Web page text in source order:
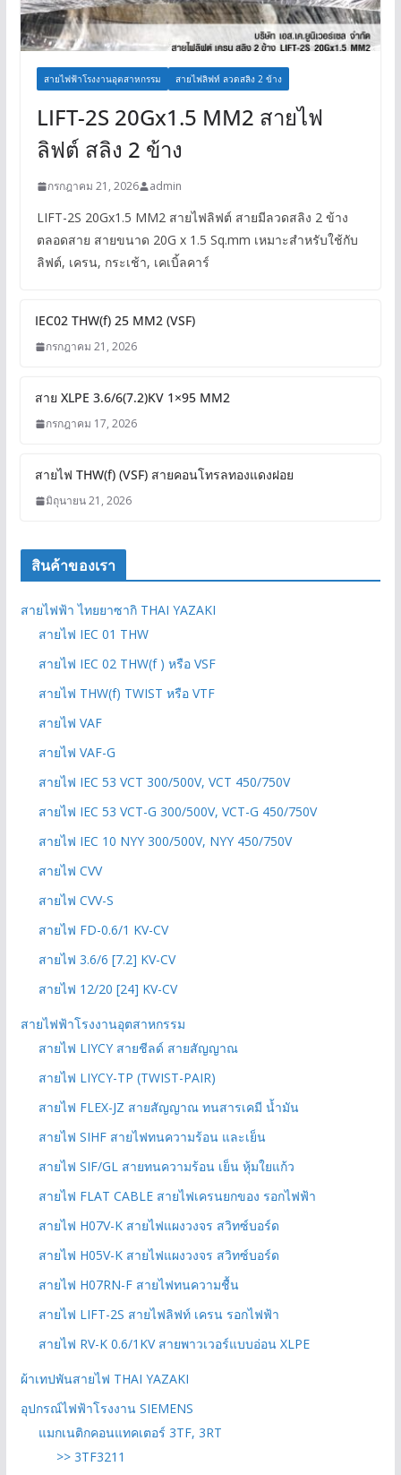
สายไฟฟ้าโรงงานอุตสาหกรรม สายไฟลิฟท์ ลวดสลิง 2 ข้าง
LIFT-2S 20Gx1.5 MM2 สายไฟ
ลิฟต์ สลิง 2 ข้าง
กรกฎาคม 21, 2026 admin
LIFT-2S 20Gx1.5 MM2 สายไฟลิฟต์ สายมีลวดสลิง 2 ข้าง
ตลอดสาย สายขนาด 20G x 1.5 Sq.mm เหมาะสำหรับใช้กับ
ลิฟต์, เครน, กระเช้า, เคเบิ้ลคาร์
IEC02 THW(f) 25 MM2 (VSF)
กรกฎาคม 21, 2026
สาย XLPE 3.6/6(7.2)KV 1×95 MM2
กรกฎาคม 17, 2026
สายไฟ THW(f) (VSF) สายคอนโทรลทองแดงฝอย
มิถุนายน 21, 2026
สินค้าของเรา
สายไฟฟ้า ไทยยาซากิ THAI YAZAKI
สายไฟ IEC 01 THW
สายไฟ IEC 02 THW(f ) หรือ VSF
สายไฟ THW(f) TWIST หรือ VTF
สายไฟ VAF
สายไฟ VAF-G
สายไฟ IEC 53 VCT 300/500V, VCT 450/750V
สายไฟ IEC 53 VCT-G 300/500V, VCT-G 450/750V
สายไฟ IEC 10 NYY 300/500V, NYY 450/750V
สายไฟ CVV
สายไฟ CVV-S
สายไฟ FD-0.6/1 KV-CV
สายไฟ 3.6/6 [7.2] KV-CV
สายไฟ 12/20 [24] KV-CV
สายไฟฟ้าโรงงานอุตสาหกรรม
สายไฟ LIYCY สายชีลด์ สายสัญญาณ
สายไฟ LIYCY-TP (TWIST-PAIR)
สายไฟ FLEX-JZ สายสัญญาณ ทนสารเคมี น้ำมัน
สายไฟ SIHF สายไฟทนความร้อน และเย็น
สายไฟ SIF/GL สายทนความร้อน เย็น หุ้มใยแก้ว
สายไฟ FLAT CABLE สายไฟเครนยกของ รอกไฟฟ้า
สายไฟ H07V-K สายไฟแผงวงจร สวิทซ์บอร์ด
สายไฟ H05V-K สายไฟแผงวงจร สวิทซ์บอร์ด
สายไฟ H07RN-F สายไฟทนความชื้น
สายไฟ LIFT-2S สายไฟลิฟท์ เครน รอกไฟฟ้า
สายไฟ RV-K 0.6/1KV สายพาวเวอร์แบบอ่อน XLPE
ผ้าเทปพันสายไฟ THAI YAZAKI
อุปกรณ์ไฟฟ้าโรงงาน SIEMENS
แมกเนติกคอนแทคเตอร์ 3TF, 3RT
>> 3TF3211